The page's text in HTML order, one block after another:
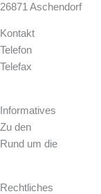
26871 Aschendorf
Kontakt
Telefon
Telefax
Informatives
Zu den
Rund um die
Rechtliches